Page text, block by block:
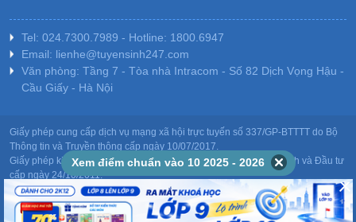
Tel: 024.7300.7989 - Hotline: 1800.6947
Email: lienhe@tuyensinh247.com
Văn phòng: Tầng 7 - Tòa nhà Intracom - Số 82 Dịch Vọng Hậu -
Cầu Giấy - Hà Nội
Giấy phép cung cấp dịch vụ mạng xã hội trực tuyến số 337/GP-BTTTT do Bộ
Thông tin và Truyền thông cấp ngày 10/07/2017.
Giấy phép kinh doanh giáo dục: MST-0106478082 do Sở Kế hoạch và Đầu tư
cấp ngày 24/10/2011.
Chịu trách nhiệm nội dung: Phạm Đức Tuệ.
Xem điểm chuẩn vào 10 2025 - 2026